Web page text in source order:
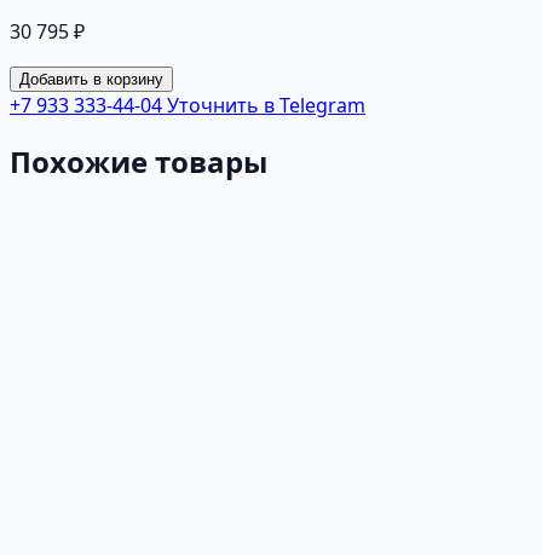
30 795 ₽
Добавить в корзину
+7 933 333-44-04Уточнить в Telegram
Похожие товары